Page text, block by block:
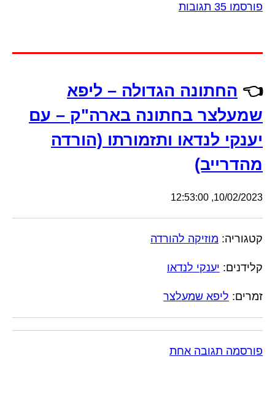
פורסמו 35 תגובות
👈 החתונה הגדולה – ליפא
שמעלצר בחתונה בארה"ק – עם
יענקי לנדאו ותזמורתו (הורדה
מהדרייב)
10/02/2023, 12:53:00
קטגוריה: מוזיקה להורדה
קלידנים: יענקי לנדאו
זמרים: ליפא שמעלצר
פורסמה תגובה אחת